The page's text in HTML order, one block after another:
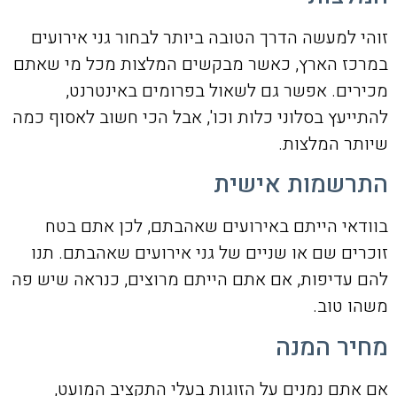
זוהי למעשה הדרך הטובה ביותר לבחור גני אירועים
במרכז הארץ, כאשר מבקשים המלצות מכל מי שאתם
מכירים. אפשר גם לשאול בפרומים באינטרנט,
להתייעץ בסלוני כלות וכו', אבל הכי חשוב לאסוף כמה
שיותר המלצות.
התרשמות אישית
בוודאי הייתם באירועים שאהבתם, לכן אתם בטח
זוכרים שם או שניים של גני אירועים שאהבתם. תנו
להם עדיפות, אם אתם הייתם מרוצים, כנראה שיש פה
משהו טוב.
מחיר המנה
אם אתם נמנים על הזוגות בעלי התקציב המועט,